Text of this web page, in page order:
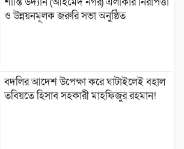
ও উন্নয়নমূলক জরুরি সভা অনুষ্ঠিত
বদলির আদেশ উপেক্ষা করে ঘাটাইলেই বহাল
তবিয়তে হিসাব সহকারী মাহফিজুর রহমান!